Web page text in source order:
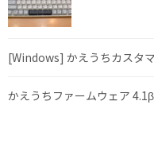
[Windows] かえうちカスタ
かえうちファームウェア